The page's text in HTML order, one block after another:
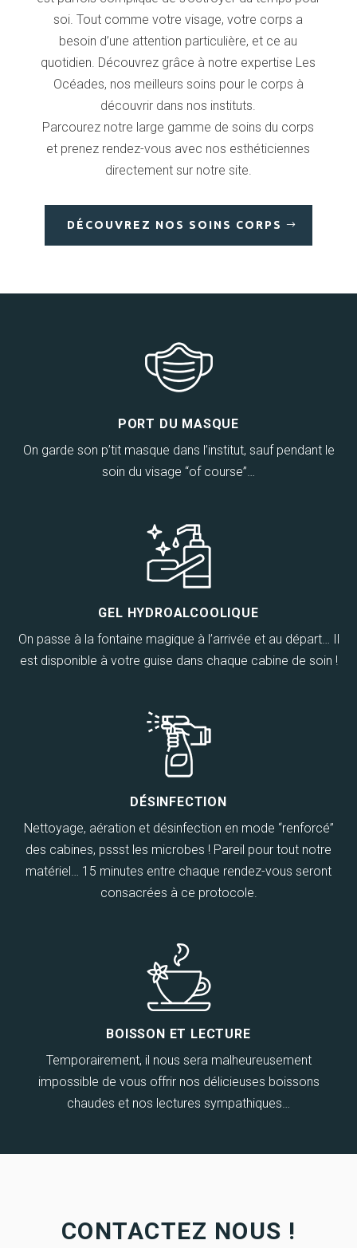
soi. Tout comme votre visage, votre corps a
besoin d’une attention particulière, et ce au
quotidien. Découvrez grâce à notre expertise Les
Océades, nos meilleurs soins pour le corps à
découvrir dans nos instituts.
Parcourez notre large gamme de soins du corps
et prenez rendez-vous avec nos esthéticiennes
directement sur notre site.
DÉCOUVREZ NOS SOINS CORPS
PORT DU MASQUE
On garde son p’tit masque dans l’institut, sauf pendant le
soin du visage “of course”…
GEL HYDROALCOOLIQUE
On passe à la fontaine magique à l’arrivée et au départ… Il
est disponible à votre guise dans chaque cabine de soin !
DÉSINFECTION
Nettoyage, aération et désinfection en mode “renforcé”
des cabines, pssst les microbes ! Pareil pour tout notre
matériel… 15 minutes entre chaque rendez-vous seront
consacrées à ce protocole.
BOISSON ET LECTURE
Temporairement, il nous sera malheureusement
impossible de vous offrir nos délicieuses boissons
chaudes et nos lectures sympathiques…
CONTACTEZ NOUS !